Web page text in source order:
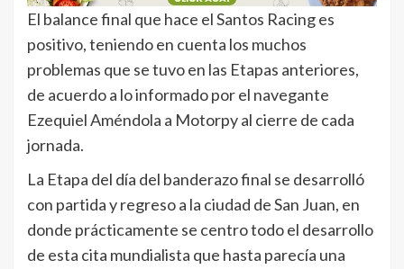
El balance final que hace el Santos Racing es
positivo, teniendo en cuenta los muchos
problemas que se tuvo en las Etapas anteriores,
de acuerdo a lo informado por el navegante
Ezequiel Améndola a Motorpy al cierre de cada
jornada.
La Etapa del día del banderazo final se desarrolló
con partida y regreso a la ciudad de San Juan, en
donde prácticamente se centro todo el desarrollo
de esta cita mundialista que hasta parecía una